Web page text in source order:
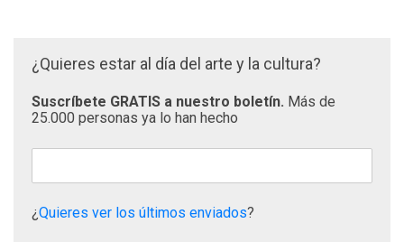
¿Quieres estar al día del arte y la cultura?
Suscríbete GRATIS a nuestro boletín. Más de
25.000 personas ya lo han hecho
¿Quieres ver los últimos enviados?